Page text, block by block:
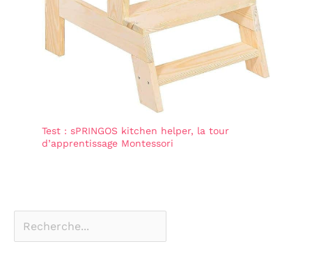
Test : sPRINGOS kitchen helper, la tour
d’apprentissage Montessori